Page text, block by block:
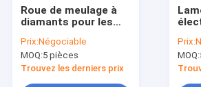
Roue de meulage à
diamants pour les
Prix:Négociable
MOQ:5 pièces
Trouvez les derniers prix
Prix:
MOQ: